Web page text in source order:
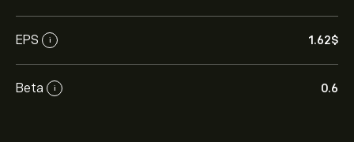
EPS i 1.62‎$‎
Beta i 0.6